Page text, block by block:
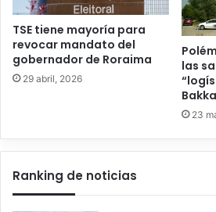
TSE tiene mayoría para
revocar mandato del
gobernador de Roraima
29 abril, 2026
las
23
Ranking de noticias